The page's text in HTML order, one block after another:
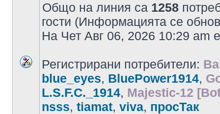
Общо на линия са 1258
гости (Информацията се
На Чет Авг 06, 2026 10:29
Регистрирани потребители:
blue_eyes, BluePower1914,
L.S.F.C._1914, Majestic-12
nsss, tiamat, viva, просТак